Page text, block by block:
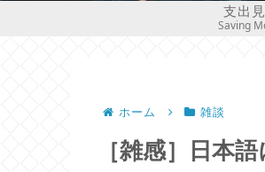
支出
Saving
ホーム 雑談
［雑感］日本